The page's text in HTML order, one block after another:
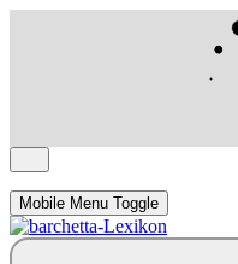
Mobile Menu Toggle